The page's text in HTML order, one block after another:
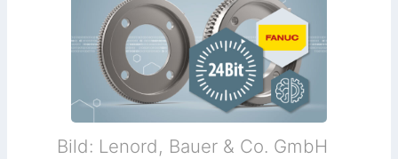
Bild: Lenord, Bauer & Co. GmbH